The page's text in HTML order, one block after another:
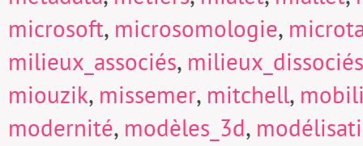
microsoft, microsomologie,
milieux_associés, milieux_dissociés
miouzik, missemer, mitchell,
modernité, modèles_3d,